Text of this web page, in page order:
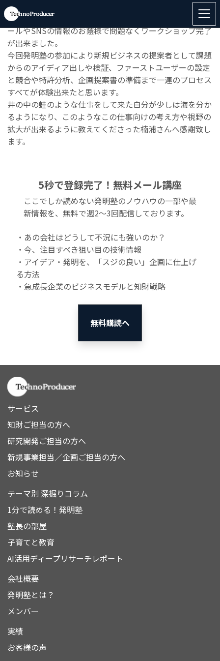
開催の前は外国人として上手く参加可能か不安もありまし
たが、適切に用意されているe-learningや教材、そしてメ
ールやSNSの情報のお蔭様で問題なくワークショップ完了
が出来ました。
今回発明塾の参加により新規ビジネスの提案者として課題
からのアイディア出しや検証、ファーストユーザーの設定
と競合や特許分析、企画提案書の準備まで一連のプロセス
すべてが体験出来たと思います。
井の中の蛙のような仕事をして来た自分が少しは海を分か
るようになり、このようなこの仕事向けの考え方や視野の
拡大が出来るように教えてくださった楠浦さんへ感謝致し
ます。
5秒で登録完了！無料メール講座
ここでしか読めない発明塾のノウハウの一部や最
新情報を、無料で週2〜3回配信しております。
・あの会社はどうして不況にも強いのか？
・今、注目すべき狙い目の技術情報
・アイデア・発明を、「スジの良い」企画に仕上げ
る方法
・急成長企業のビジネスモデルと知財戦略
無料購読へ
サービス
知財ご担当の方へ
研究開発ご担当の方へ
新規事業担当／企画ご担当の方へ
お知らせ
テーマ別 深掘りコラム
1分で読める！発明塾
塾長の部屋
子育てと教育
AI活用ディープリサーチレポート
会社概要
発明塾とは？
メンバー
実績
お客様の声